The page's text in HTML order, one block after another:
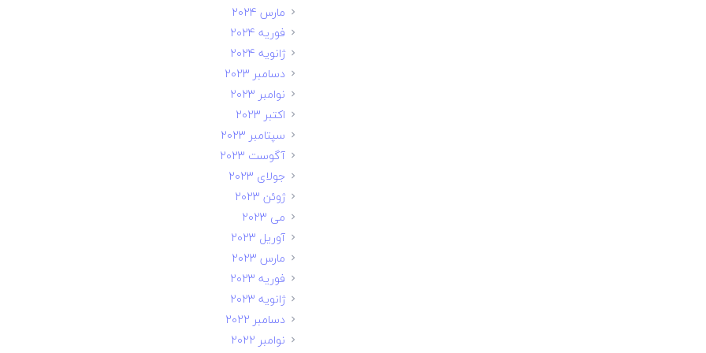
مارس 2024
فوریه 2024
ژانویه 2024
دسامبر 2023
نوامبر 2023
اکتبر 2023
سپتامبر 2023
آگوست 2023
جولای 2023
ژوئن 2023
می 2023
آوریل 2023
مارس 2023
فوریه 2023
ژانویه 2023
دسامبر 2022
نوامبر 2022